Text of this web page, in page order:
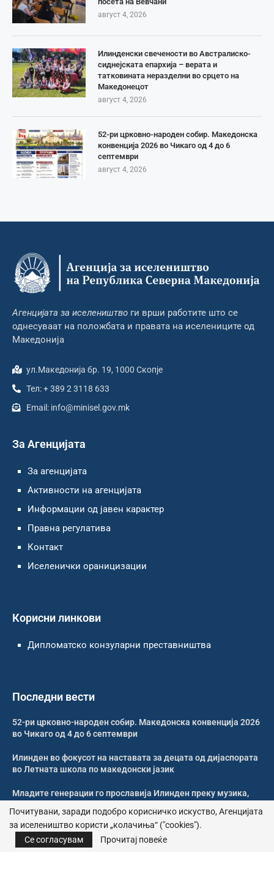
август 4, 2026
Илинденски свечености во Австралиско-
сиднејската епархија – верата и
татковината неразделни во срцето на
Македонецот
август 4, 2026
52-ри црковно-народен собир. Македонска
конвенција 2026 во Чикаго од 4 до 6
септември
август 4, 2026
Агенцијата за иселеништво ги врши работите што се
однесуваат на положбата и правата на иселениците од
Македонија
ул.Македонија бр. 19, 1000 Скопје
Тел: + 389 2 3118 633
Email: info@minisel.gov.mk
За Агенцијата
За агенцијата
Активности на агенцијата
Информации од јавен карактер
Правна регулатива
Контакт
Иселенички ораницизации
Корисни линкови
Дипломатско конзуларни преставништва
Последни вести
52-ри црковно-народен собир. Македонска конвенција 2026
во Чикаго од 4 до 6 септември
Илинден во фокусот на наставата за децата од дијаспората
во Летната школа по македонски јазик
Младите генерации го прославија Илинден преку музика,
Свечено и молитвено одбележан Илинден во Џилонг
Почитувани, заради подобро корисничко искуство, Агенцијата
за иселеништво користи „колачиња“ ("cookies").
Се согласувам
Прочитај повеќе